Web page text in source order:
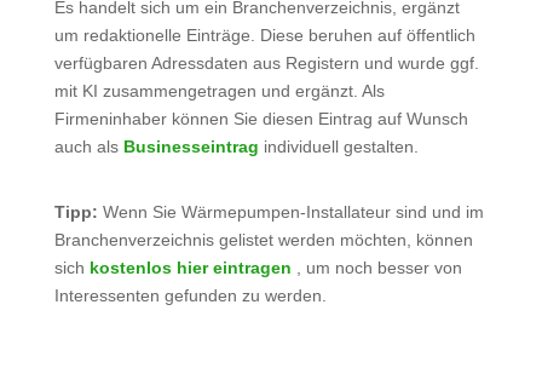
Es handelt sich um ein Branchenverzeichnis, ergänzt
um redaktionelle Einträge. Diese beruhen auf öffentlich
verfügbaren Adressdaten aus Registern und wurde ggf.
mit KI zusammengetragen und ergänzt. Als
Firmeninhaber können Sie diesen Eintrag auf Wunsch
auch als Businesseintrag individuell gestalten.
Tipp: Wenn Sie Wärmepumpen-Installateur sind und im
Branchenverzeichnis gelistet werden möchten, können
sich kostenlos hier eintragen , um noch besser von
Interessenten gefunden zu werden.